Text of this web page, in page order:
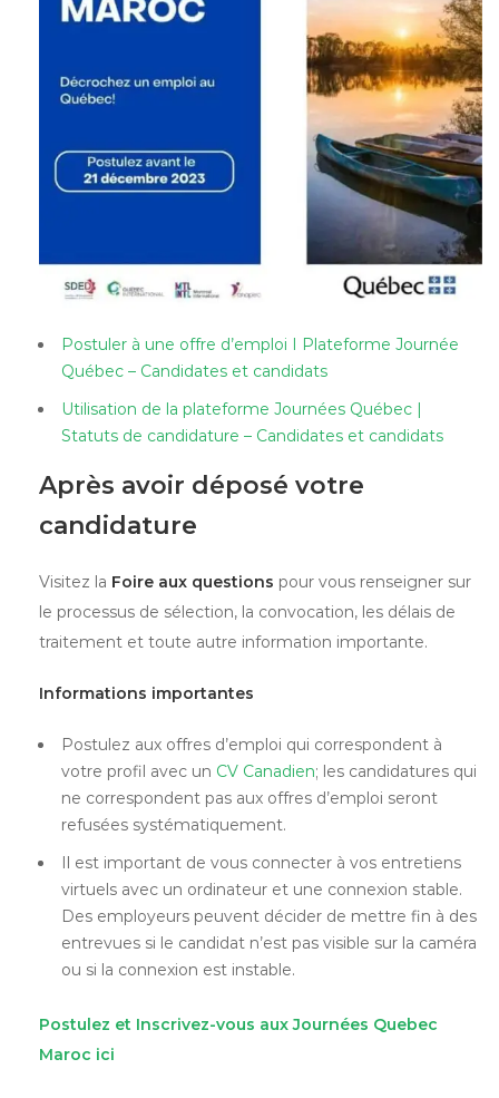
Postuler à une offre d’emploi I Plateforme Journée
Québec – Candidates et candidats
Utilisation de la plateforme Journées Québec |
Statuts de candidature – Candidates et candidats
Après avoir déposé votre
candidature
Visitez la Foire aux questions pour vous renseigner sur
le processus de sélection, la convocation, les délais de
traitement et toute autre information importante.
Informations importantes
Postulez aux offres d’emploi qui correspondent à
votre profil avec un CV Canadien; les candidatures qui
ne correspondent pas aux offres d’emploi seront
refusées systématiquement.
Il est important de vous connecter à vos entretiens
virtuels avec un ordinateur et une connexion stable.
Des employeurs peuvent décider de mettre fin à des
entrevues si le candidat n’est pas visible sur la caméra
ou si la connexion est instable.
Postulez et Inscrivez-vous aux Journées Quebec
Maroc ici